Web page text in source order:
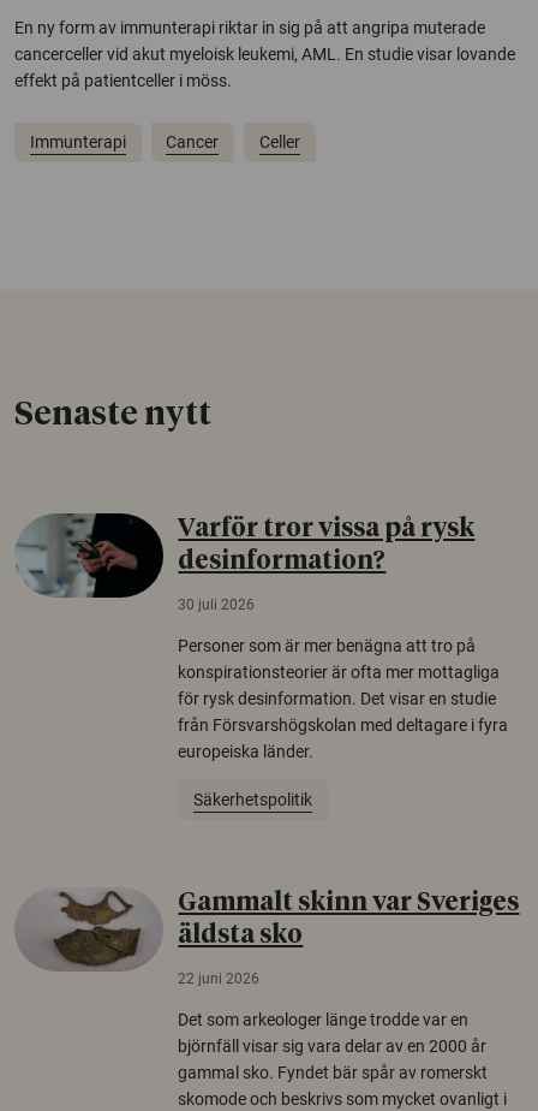
En ny form av immunterapi riktar in sig på att angripa muterade
cancerceller vid akut myeloisk leukemi, AML. En studie visar lovande
effekt på patientceller i möss.
Immunterapi Cancer Celler
Senaste nytt
Varför tror vissa på rysk
desinformation?
30 juli 2026
Personer som är mer benägna att tro på
konspirationsteorier är ofta mer mottagliga
för rysk desinformation. Det visar en studie
från Försvarshögskolan med deltagare i fyra
europeiska länder.
Säkerhetspolitik
Gammalt skinn var Sveriges
äldsta sko
22 juni 2026
Det som arkeologer länge trodde var en
björnfäll visar sig vara delar av en 2000 år
gammal sko. Fyndet bär spår av romerskt
skomode och beskrivs som mycket ovanligt i